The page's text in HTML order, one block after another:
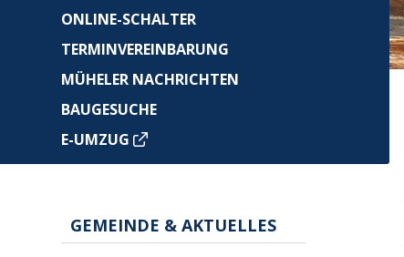
ONLINE-SCHALTER
TERMINVEREINBARUNG
MÜHELER NACHRICHTEN
BAUGESUCHE
E-UMZUG
GEMEINDE & AKTUELLES